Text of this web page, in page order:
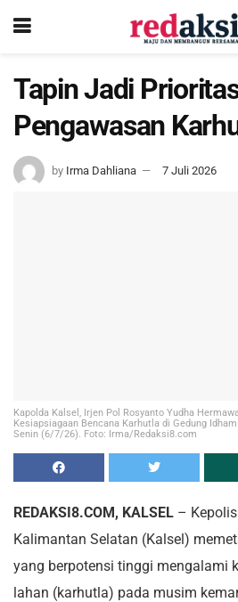
Tapin Jadi
Pengawasan
by Irma Dahliana 7 Juli 2026
Kapolda Kalsel, Irjen Pol Rosyanto Yudha
Kesiapsiagaan Bencana Karhutla di Gedung
Senin (6/7/26). Foto: Irma/Redaksi8.com
REDAKSI8.COM, KALSEL –
Kalimantan Selatan (Kalsel)
yang berpotensi tinggi mengalami
lahan (karhutla) pada musim